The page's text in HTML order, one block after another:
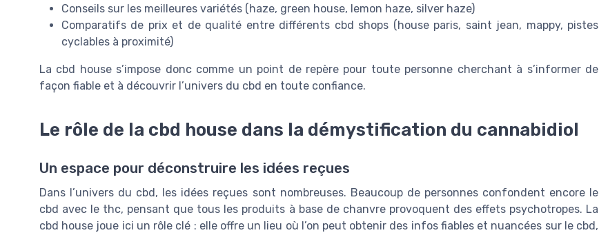
Conseils sur les meilleures variétés (haze, green house, lemon haze, silver haze)
Comparatifs de prix et de qualité entre différents cbd shops (house paris, saint jean, mappy, pistes
cyclables à proximité)
La cbd house s’impose donc comme un point de repère pour toute personne cherchant à s’informer de
façon fiable et à découvrir l’univers du cbd en toute confiance.
Le rôle de la cbd house dans la démystification du cannabidiol
Un espace pour déconstruire les idées reçues
Dans l’univers du cbd, les idées reçues sont nombreuses. Beaucoup de personnes confondent encore le
cbd avec le thc, pensant que tous les produits à base de chanvre provoquent des effets psychotropes. La
cbd house joue ici un rôle clé : elle offre un lieu où l’on peut obtenir des infos fiables et nuancées sur le cbd,